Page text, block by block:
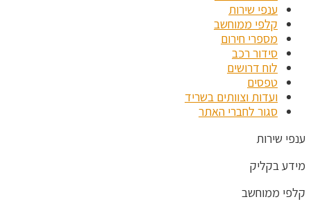
ענפי שירות
קלפי ממוחשב
מספרי חירום
סידור רכב
לוח דרושים
טפסים
ועדות וצוותים בשריד
סגור לחברי האתר
ענפי שירות
מידע בקליק
קלפי ממוחשב